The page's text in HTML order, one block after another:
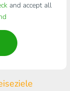
and accept all